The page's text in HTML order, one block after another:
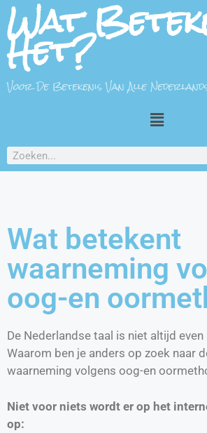
Wat
Het?
Voor De Betekenis Van Alle
Wat betekent
waarneming
oog-en
De Nederlandse taal is niet altijd
Waarom ben je anders op zoek naar
waarneming volgens oog-en
Niet voor niets wordt er op het
op: